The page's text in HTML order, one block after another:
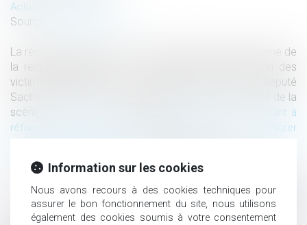
Actualités altajuris
Source :
La récente proposition de loi visant à réformer le régime de
la responsabilité civile et à améliorer l’indemnisation des
victimes, déposée le 16 septembre 2025 par le député
Sacha Houlié, marque peut-être le retour sur le devant de la
scène…
Proposition de loi visant à
réformer le régime de la responsabilité civile et à améliorer
Information sur les cookies
Nous avons recours à des cookies techniques pour
assurer le bon fonctionnement du site, nous utilisons
également des cookies soumis à votre consentement